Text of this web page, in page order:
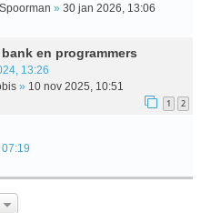
» 30 jan 2026, 13:06
en programmers
13:26
» 10 nov 2025, 10:51
1 2